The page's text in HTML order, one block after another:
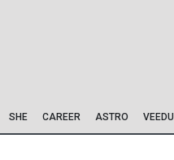
SHE CAREER ASTRO VEEDU